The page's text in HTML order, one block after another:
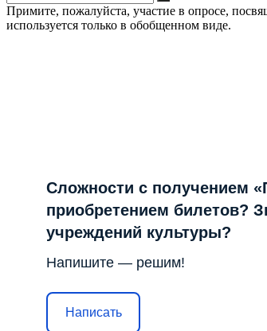
for:
Искать
Примите, пожалуйста, участие в опросе,
используется только в обобщенном виде.
Сложности с получением
приобретением билетов?
учреждений культуры?
Напишите — решим!
Написать